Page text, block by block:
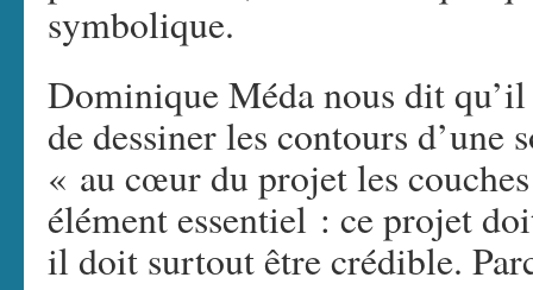
symbolique.
Dominique Méda nous dit
de dessiner les contours d’une
« au cœur du projet les
élément essentiel : ce projet
il doit surtout être crédible.